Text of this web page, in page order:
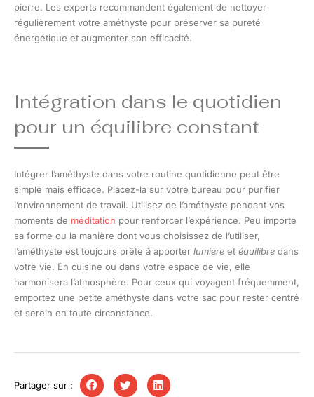
pierre. Les experts recommandent également de nettoyer
régulièrement votre améthyste pour préserver sa pureté
énergétique et augmenter son efficacité.
Intégration dans le quotidien
pour un équilibre constant
Intégrer l’améthyste dans votre routine quotidienne peut être
simple mais efficace. Placez-la sur votre bureau pour purifier
l’environnement de travail. Utilisez de l’améthyste pendant vos
moments de méditation pour renforcer l’expérience. Peu importe
sa forme ou la manière dont vous choisissez de l’utiliser,
l’améthyste est toujours prête à apporter lumière et équilibre dans
votre vie. En cuisine ou dans votre espace de vie, elle
harmonisera l’atmosphère. Pour ceux qui voyagent fréquemment,
emportez une petite améthyste dans votre sac pour rester centré
et serein en toute circonstance.
Partager sur :